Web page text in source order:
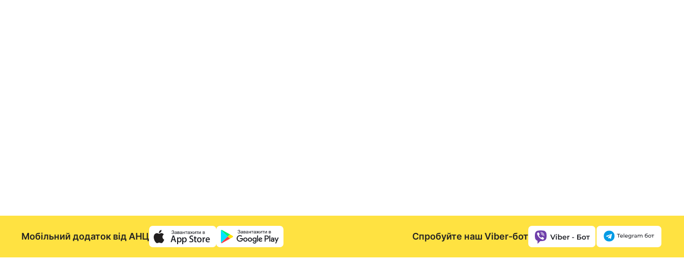
Мобільний додаток від АНЦ Спробуйте наш Viber-бот